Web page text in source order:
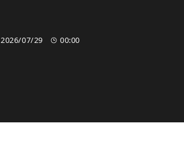
2026/07/29 00:00
00:00
00:00